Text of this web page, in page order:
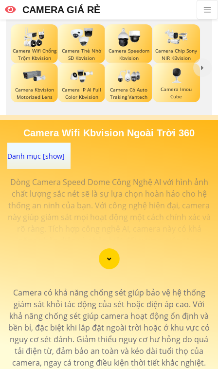
CAMERA GIÁ RẺ
Camera Wifi Chống
Trộm Kbvision
Camera Thẻ Nhớ
SD Kbvision
Camera Speedom
Kbvision
Camera Chip Sony
NIR KBvision
Camera Kbvision
Motorized Lens
Camera IP AI Full
Color Kbvision
Camera Có Auto
Traking Vantech
Camera Imou
Cube
Camera Wifi Kbvision Ngoài Trời 360
Dòng Camera Speed Dome Công Nghệ AI với hình ảnh
chất lượng sắc nét sẽ là sự lựa chọn hoàn hảo cho hệ
thống an ninh của bạn. Với công nghệ hiện đại, camera
này giúp giám sát mọi hoạt động một cách chính xác và
rõ ràng. Tích hợp công nghệ AI, camera này có khả
cường hiệu quả giám sát và bảo vệ.
Hãy chọn Camera Speed Dome Công Nghệ AI để
bạn và hãy đầu tư vào một giải pháp an ninh đáng tin
cậy.
Camera có khả năng chống sét giúp bảo vệ hệ thống
giám sát khỏi tác động của sét hoặc điện áp cao. Với
khả năng chống sét giúp camera hoạt động ổn định và
bền bỉ, đặc biệt khi lắp đặt ngoài trời hoặc ở khu vực có
nguy cơ sét đánh. Giảm thiểu nguy cơ hư hỏng do quá
tải điện từ, đảm bảo an toàn và kéo dài tuổi thọ của
camera, ngay cả trong điều kiện thời tiết khắc nghiệt.